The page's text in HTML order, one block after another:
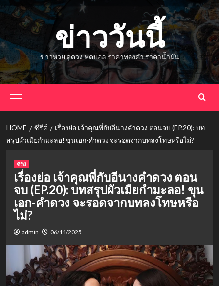
Skip
ข่าววันนี้
ข่าวหวย ดูดวง ฟุตบอล ราคาทองคำ ราคาน้ำมัน
Menu
HOME ซีรีส์
เรื่องย่อ เจ้าคุณพี่กับอีนางคำดวง ตอนจบ (EP.20): บท
สรุปผัวเมียกำมะลอ! ขุนเอก-คำดวง จะรอดจากบทลงโทษหรือไม่?
ซีรีส์
เรื่องย่อ เจ้าคุณพี่กับอีนางคำดวง ตอน
จบ (EP.20): บทสรุปผัวเมียกำมะลอ! ขุน
เอก-คำดวง จะรอดจากบทลงโทษหรือ
ไม่?
admin 06/11/2025